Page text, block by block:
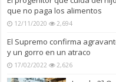
que no paga los alimentos
12/11/2020 2,694
El Supremo confirma
y un gorro en un atraco
17/02/2022 2,626